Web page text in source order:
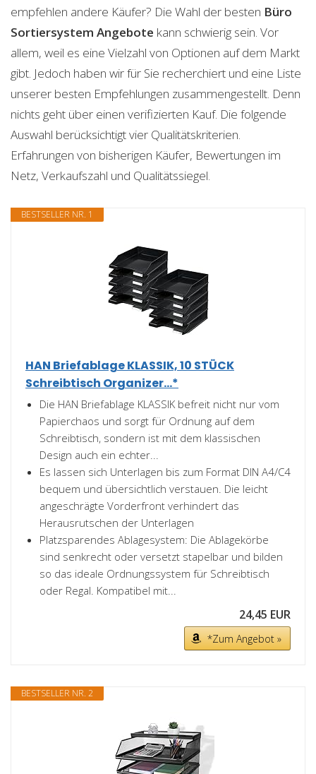
empfehlen andere Käufer? Die Wahl der besten Büro
Sortiersystem Angebote kann schwierig sein. Vor
allem, weil es eine Vielzahl von Optionen auf dem Markt
gibt. Jedoch haben wir für Sie recherchiert und eine Liste
unserer besten Empfehlungen zusammengestellt. Denn
nichts geht über einen verifizierten Kauf. Die folgende
Auswahl berücksichtigt vier Qualitätskriterien.
Erfahrungen von bisherigen Käufer, Bewertungen im
Netz, Verkaufszahl und Qualitätssiegel.
BESTSELLER NR. 1
HAN Briefablage KLASSIK, 10 STÜCK
Schreibtisch Organizer...*
Die HAN Briefablage KLASSIK befreit nicht nur vom
Papierchaos und sorgt für Ordnung auf dem
Schreibtisch, sondern ist mit dem klassischen
Design auch ein echter...
Es lassen sich Unterlagen bis zum Format DIN A4/C4
bequem und übersichtlich verstauen. Die leicht
angeschrägte Vorderfront verhindert das
Herausrutschen der Unterlagen
Platzsparendes Ablagesystem: Die Ablagekörbe
sind senkrecht oder versetzt stapelbar und bilden
so das ideale Ordnungssystem für Schreibtisch
oder Regal. Kompatibel mit...
24,45 EUR
*Zum Angebot »
BESTSELLER NR. 2